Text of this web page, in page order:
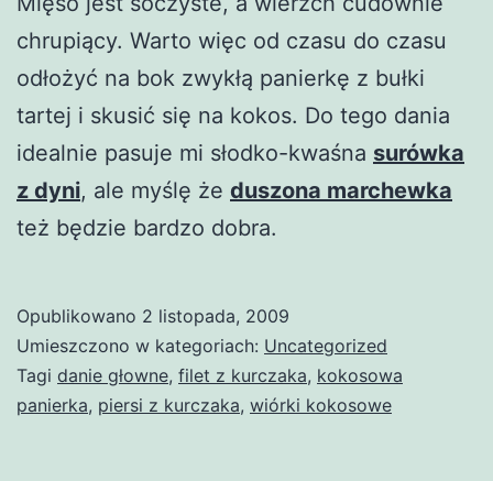
chrupiący. Warto więc od czasu do czasu
odłożyć na bok zwykłą panierkę z bułki
tartej i skusić się na kokos. Do tego dania
idealnie pasuje mi słodko-kwaśna surówka
z dyni, ale myślę że duszona marchewka
też będzie bardzo dobra.
Opublikowano 2 listopada, 2009
Umieszczono w kategoriach: Uncategorized
Tagi danie głowne, filet z kurczaka, kokosowa
panierka, piersi z kurczaka, wiórki kokosowe